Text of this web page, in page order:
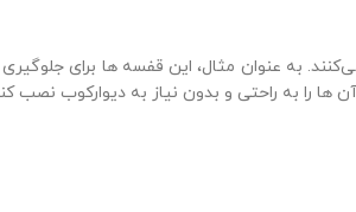
به عنوان مثال، این قفسه‌ ها برای
را به راحتی و بدون نیاز به دیوارکوب نصب